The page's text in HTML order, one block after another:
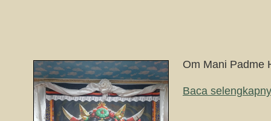
Om Mani Padme
Baca